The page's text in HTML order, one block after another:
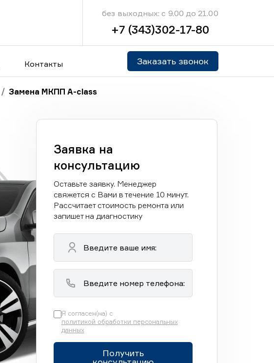
без выходных: с 9.00 до 21.00
+7 (343)302-17-80
Контакты Заказать звонок
Замена МКПП A-class
Заявка на
консультацию
Оставьте заявку. Менеджер
свяжется с Вами в течение 10 минут.
Рассчитает стоимость ремонта или
запишет на диагностику
Я согласен(на) с
политикой обработки персональных
данных
Получить